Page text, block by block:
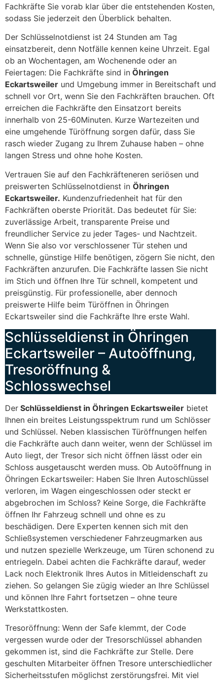
Fachkräfte Sie vorab klar über die entstehenden Kosten,
sodass Sie jederzeit den Überblick behalten.
Der Schlüsselnotdienst ist 24 Stunden am Tag
einsatzbereit, denn Notfälle kennen keine Uhrzeit. Egal
ob an Wochentagen, am Wochenende oder an
Feiertagen: Die Fachkräfte sind in Öhringen
Eckartsweiler und Umgebung immer in Bereitschaft und
schnell vor Ort, wenn Sie den Fachkräften brauchen. Oft
erreichen die Fachkräfte den Einsatzort bereits
innerhalb von 25-60Minuten. Kurze Wartezeiten und
eine umgehende Türöffnung sorgen dafür, dass Sie
rasch wieder Zugang zu Ihrem Zuhause haben – ohne
langen Stress und ohne hohe Kosten.
Vertrauen Sie auf den Fachkräfteneren seriösen und
preiswerten Schlüsselnotdienst in Öhringen
Eckartsweiler. Kundenzufriedenheit hat für den
Fachkräften oberste Priorität. Das bedeutet für Sie:
zuverlässige Arbeit, transparente Preise und
freundlicher Service zu jeder Tages- und Nachtzeit.
Wenn Sie also vor verschlossener Tür stehen und
schnelle, günstige Hilfe benötigen, zögern Sie nicht, den
Fachkräften anzurufen. Die Fachkräfte lassen Sie nicht
im Stich und öffnen Ihre Tür schnell, kompetent und
preisgünstig. Für professionelle, aber dennoch
preiswerte Hilfe beim Türöffnen in Öhringen
Eckartsweiler sind die Fachkräfte Ihre erste Wahl.
Schlüsseldienst in Öhringen
Eckartsweiler – Autoöffnung,
Tresoröffnung &
Schlosswechsel
Der Schlüsseldienst in Öhringen Eckartsweiler bietet
Ihnen ein breites Leistungsspektrum rund um Schlösser
und Schlüssel. Neben klassischen Türöffnungen helfen
die Fachkräfte auch dann weiter, wenn der Schlüssel im
Auto liegt, der Tresor sich nicht öffnen lässt oder ein
Schloss ausgetauscht werden muss. Ob Autoöffnung in
Öhringen Eckartsweiler: Haben Sie Ihren Autoschlüssel
verloren, im Wagen eingeschlossen oder steckt er
abgebrochen im Schloss? Keine Sorge, die Fachkräfte
öffnen Ihr Fahrzeug schnell und ohne es zu
beschädigen. Dere Experten kennen sich mit den
Schließsystemen verschiedener Fahrzeugmarken aus
und nutzen spezielle Werkzeuge, um Türen schonend zu
entriegeln. Dabei achten die Fachkräfte darauf, weder
Lack noch Elektronik Ihres Autos in Mitleidenschaft zu
ziehen. So gelangen Sie zügig wieder an Ihre Schlüssel
und können Ihre Fahrt fortsetzen – ohne teure
Werkstattkosten.
Tresoröffnung: Wenn der Safe klemmt, der Code
vergessen wurde oder der Tresorschlüssel abhanden
gekommen ist, sind die Fachkräfte zur Stelle. Dere
geschulten Mitarbeiter öffnen Tresore unterschiedlicher
Sicherheitsstufen möglichst zerstörungsfrei. Mit viel